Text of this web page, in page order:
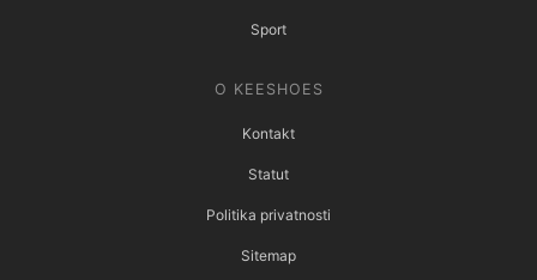
Sport
O KEESHOES
Kontakt
Statut
Politika privatnosti
Sitemap